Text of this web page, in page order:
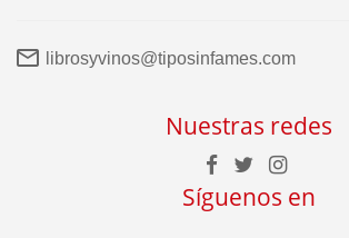
librosyvinos@tiposinfames.com
Nuestras redes
Síguenos en